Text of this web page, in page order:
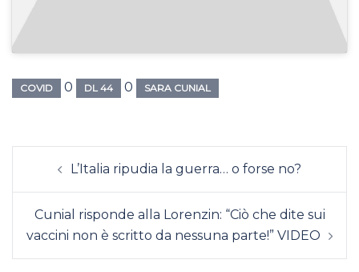
COVID 0 DL 44 0 SARA CUNIAL
Navigazione
articoloL’Italia ripudia la guerra… o forse no?
Cunial risponde alla Lorenzin: “Ciò che dite sui
vaccini non è scritto da nessuna parte!” VIDEO